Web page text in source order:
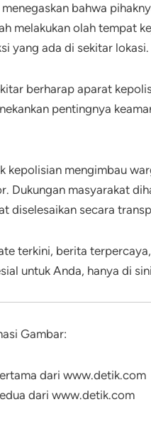
bahwa
melakukan olah tempat
yang ada di sekitar lokasi.
berharap aparat
pentingnya
kepolisian mengimbau
Dukungan masyarakat
diselesaikan secara
terkini, berita
untuk Anda, hanya di sini
Gambar:
dari www.detik.com
dari www.detik.com